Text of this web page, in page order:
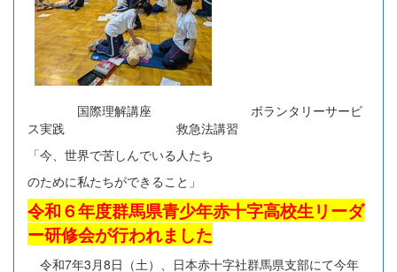
国際理解講座 ボランタリーサービ
ス実践 救急法講習
「今、世界で苦しんでいる人たち
のために私たちができること」
令和６年度群馬県青少年赤十字高校生リーダ
ー研修会が行われました
令和7年3月8日（土）、日本赤十字社群馬県支部にて今年